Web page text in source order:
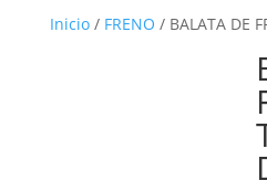
Inicio/ FRENO / BALATA DE